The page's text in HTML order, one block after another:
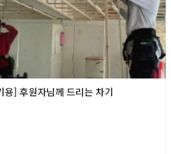
] 후원자님께 드리는 차기